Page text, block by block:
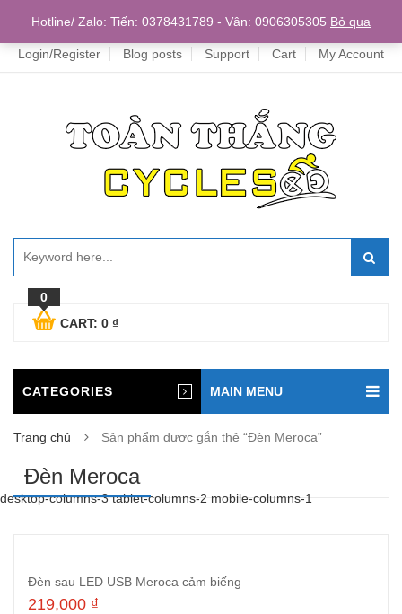
Home
Login/Register Blog posts Support Cart My Account
0
CART: 0 ₫
CATEGORIES MAIN MENU
Trang chủ Sản phẩm được gắn thẻ “Đèn Meroca”
Đèn Meroca
desktop-columns-3 tablet-columns-2 mobile-columns-1
Đèn sau LED USB Meroca cảm biếng
219,000 ₫
Hotline/ Zalo: Tiến: 0378431789 - Vân: 0906305305 Bỏ qua